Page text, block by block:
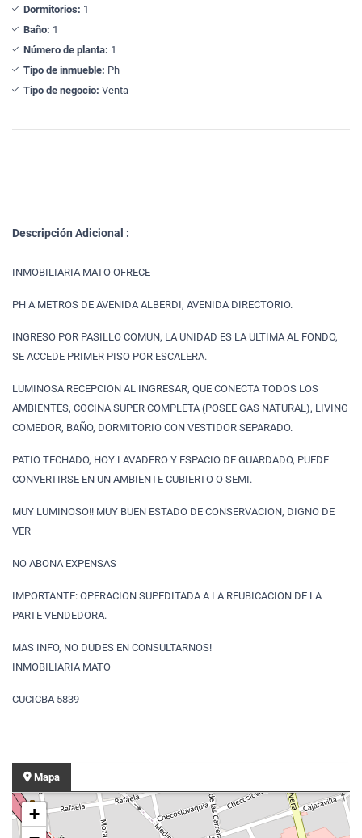
Dormitorios: 1
Baño: 1
Número de planta: 1
Tipo de inmueble: Ph
Tipo de negocio: Venta
Descripción Adicional :
INMOBILIARIA MATO OFRECE
PH A METROS DE AVENIDA ALBERDI, AVENIDA DIRECTORIO.
INGRESO POR PASILLO COMUN, LA UNIDAD ES LA ULTIMA AL FONDO,
SE ACCEDE PRIMER PISO POR ESCALERA.
LUMINOSA RECEPCION AL INGRESAR, QUE CONECTA TODOS LOS
AMBIENTES, COCINA SUPER COMPLETA (POSEE GAS NATURAL), LIVING
COMEDOR, BAÑO, DORMITORIO CON VESTIDOR SEPARADO.
PATIO TECHADO, HOY LAVADERO Y ESPACIO DE GUARDADO, PUEDE
CONVERTIRSE EN UN AMBIENTE CUBIERTO O SEMI.
MUY LUMINOSO!! MUY BUEN ESTADO DE CONSERVACION, DIGNO DE
VER
NO ABONA EXPENSAS
IMPORTANTE: OPERACION SUPEDITADA A LA REUBICACION DE LA
PARTE VENDEDORA.
MAS INFO, NO DUDES EN CONSULTARNOS!
INMOBILIARIA MATO
CUCICBA 5839
Mapa
+